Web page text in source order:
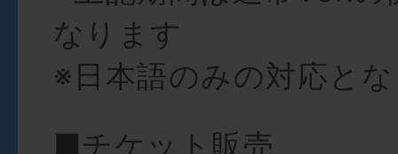
なります
※日本語のみの対応と
■チケット販売